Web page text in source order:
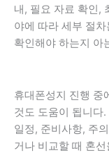
내, 필요 자료 확인,
야에 따라 세부 절
확인해야 하는지 아
휴대폰성지 진행 중
것도 도움이 됩니다
일정, 준비사항, 주
거나 비교할 때 혼